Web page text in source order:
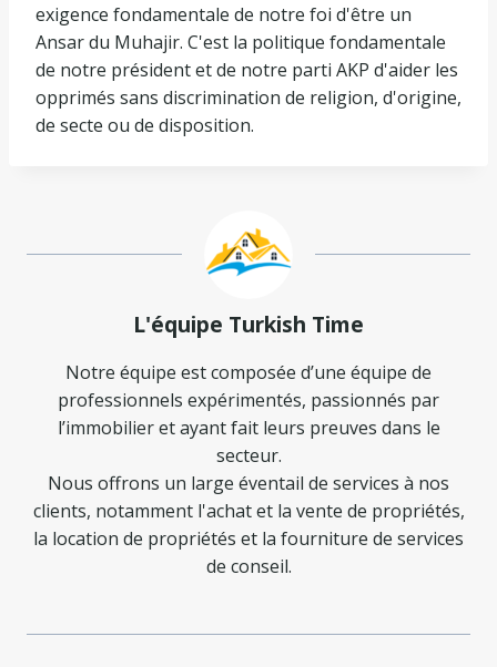
exigence fondamentale de notre foi d'être un
Ansar du Muhajir. C'est la politique fondamentale
de notre président et de notre parti AKP d'aider les
opprimés sans discrimination de religion, d'origine,
de secte ou de disposition.
L'équipe Turkish Time
Notre équipe est composée d’une équipe de
professionnels expérimentés, passionnés par
l’immobilier et ayant fait leurs preuves dans le
secteur.
Nous offrons un large éventail de services à nos
clients, notamment l'achat et la vente de propriétés,
la location de propriétés et la fourniture de services
de conseil.